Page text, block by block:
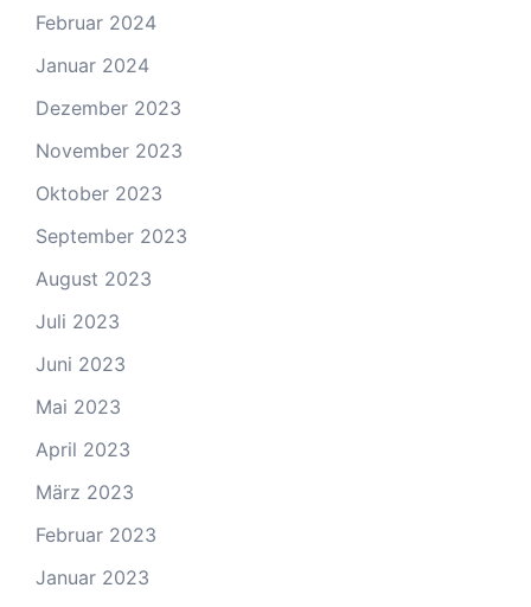
Februar 2024
Januar 2024
Dezember 2023
November 2023
Oktober 2023
September 2023
August 2023
Juli 2023
Juni 2023
Mai 2023
April 2023
März 2023
Februar 2023
Januar 2023